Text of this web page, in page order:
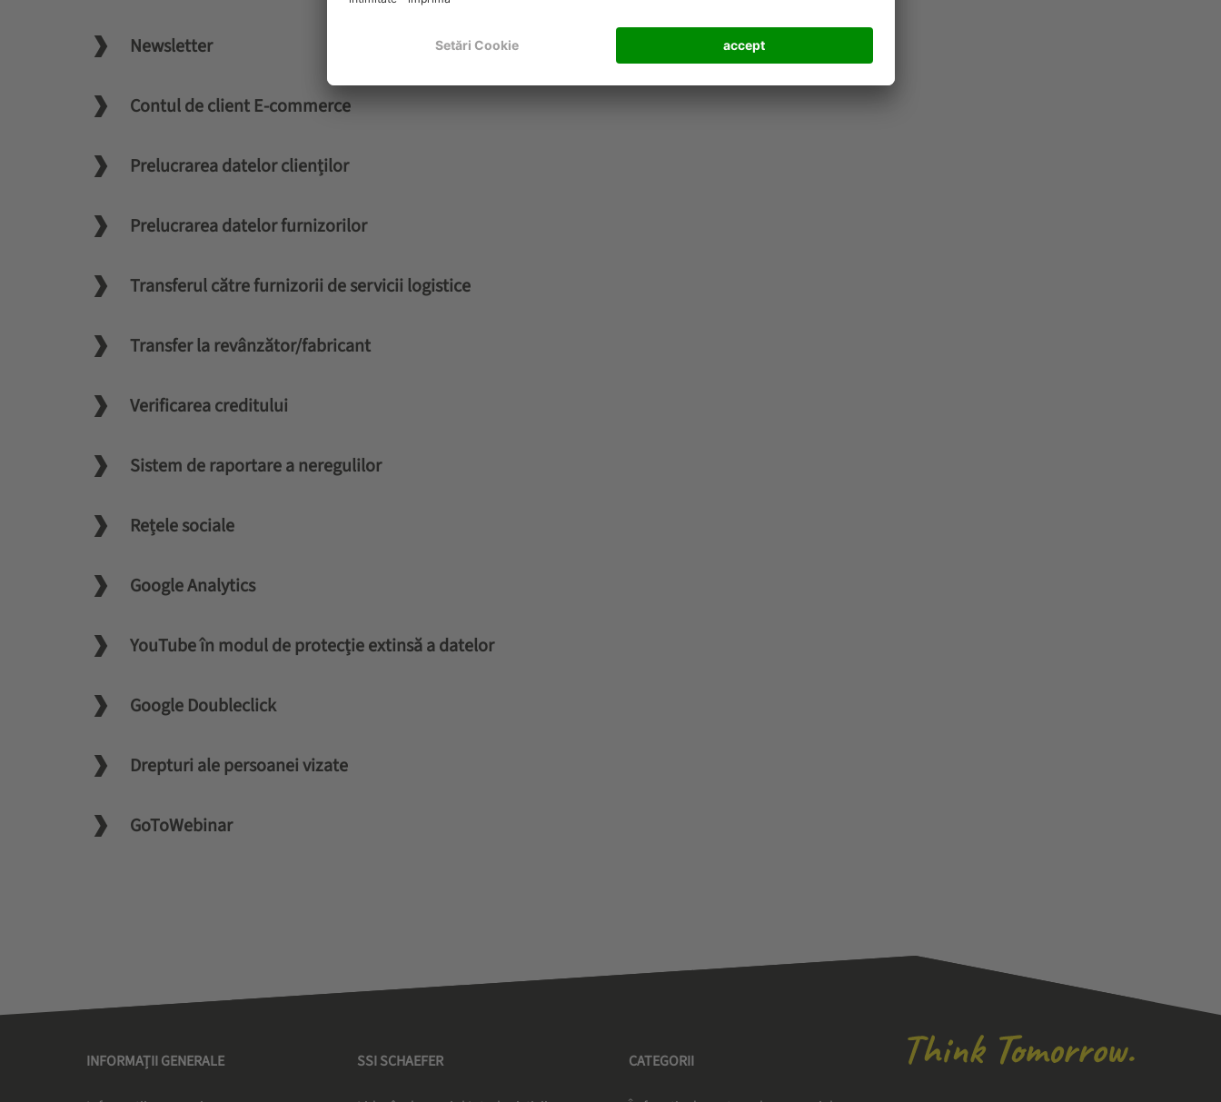
Newsletter
Contul de client E-commerce
Prelucrarea datelor clienților
Prelucrarea datelor furnizorilor
Transferul către furnizorii de servicii logistice
Transfer la revânzător/fabricant
Verificarea creditului
Sistem de raportare a neregulilor
Rețele sociale
Google Analytics
YouTube în modul de protecție extinsă a datelor
Google Doubleclick
Drepturi ale persoanei vizate
GoToWebinar
INFORMAȚII GENERALE SSI SCHAEFER CATEGORII